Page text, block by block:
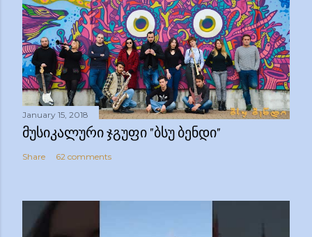
January 15, 2018
ᲛᲣᲡᲘᲙᲐᲚᲣᲠᲘ ᲯᲒᲣᲤᲘ "ᲑᲡᲣ ᲑᲔᲜᲓᲘ"
Share 62 comments